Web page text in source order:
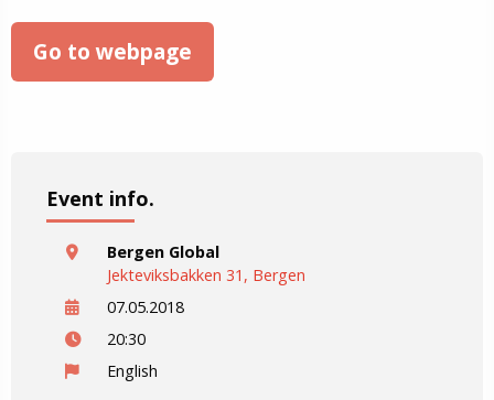
Go to webpage
Event info.
Bergen Global
Jekteviksbakken 31, Bergen
07.05.2018
20:30
English